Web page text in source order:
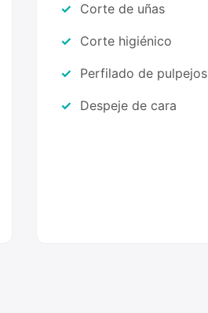
Corte de uñas
Corte higiénico
Perfilado de pulpejos
Despeje de cara